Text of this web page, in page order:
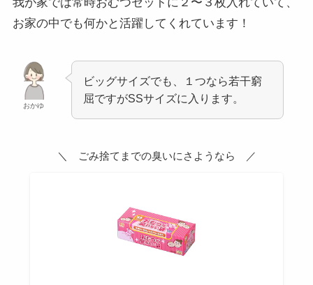
お家の中でも何かと活躍してくれています！
おかゆ
ビッグサイズでも、１つなら若干窮
屈ですがSSサイズに入ります。
＼ ごみ捨てまでの臭いにさようなら ／